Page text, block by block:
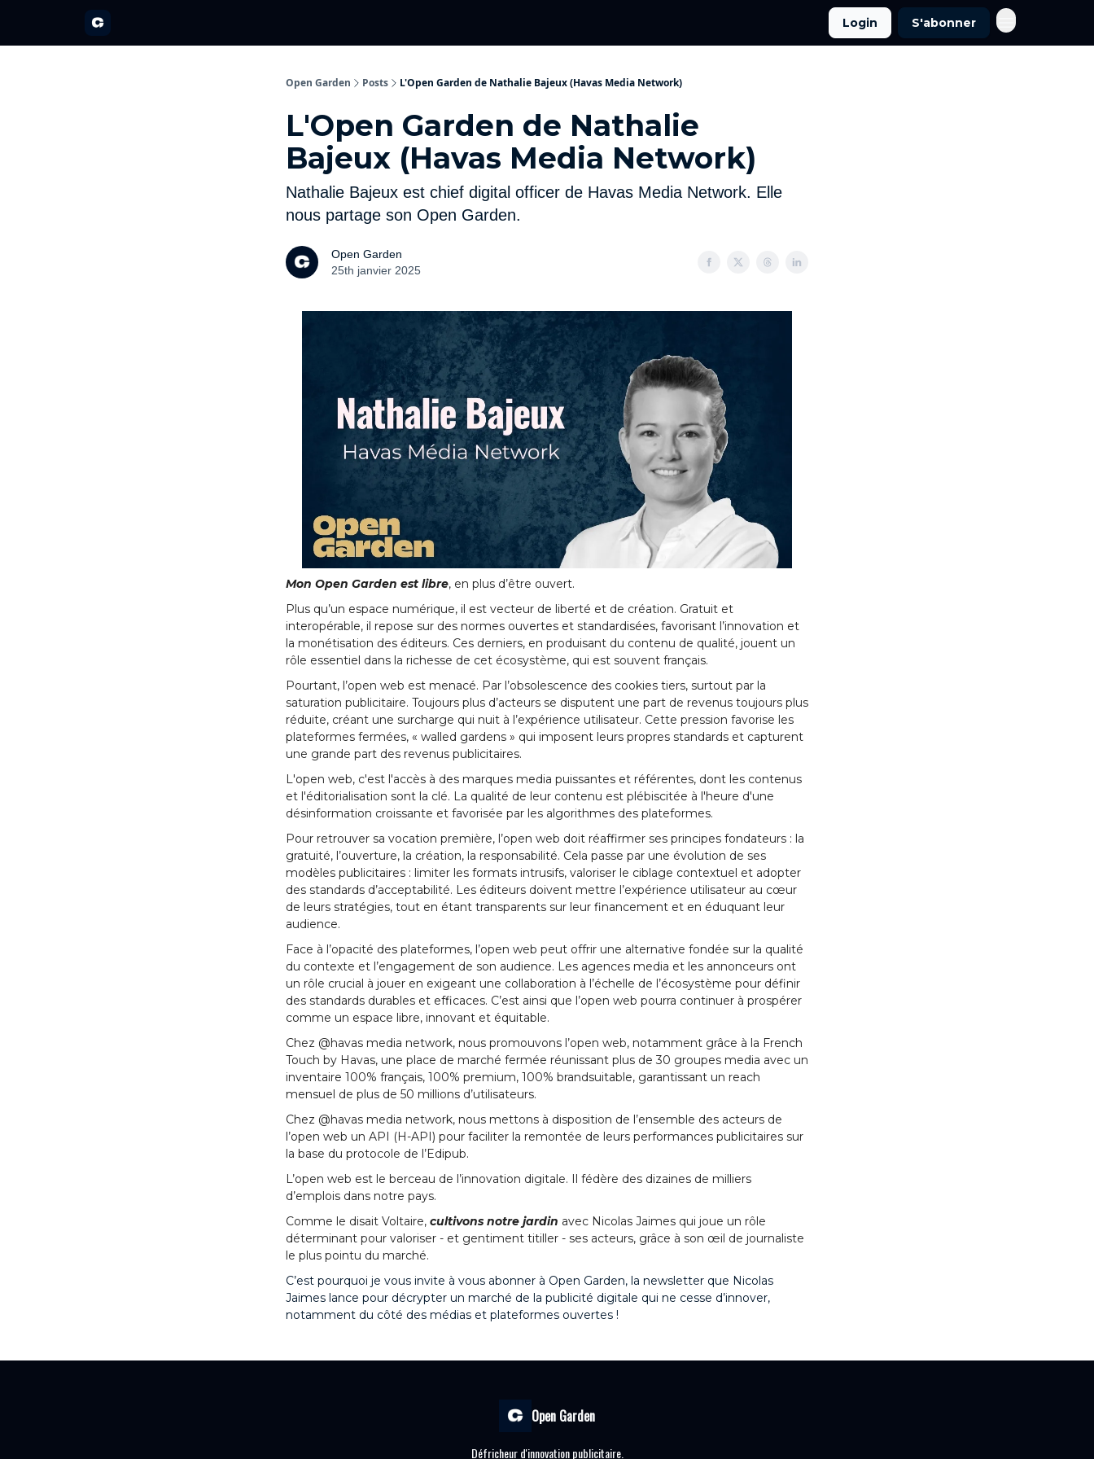
Login S'abonner
Open Garden Posts L'Open Garden de Nathalie Bajeux (Havas Media Network)
L'Open Garden de Nathalie
Bajeux (Havas Media Network)
Nathalie Bajeux est chief digital officer de Havas Media Network. Elle
nous partage son Open Garden.
Open Garden
25th janvier 2025
Mon Open Garden est libre, en plus d’être ouvert.
Plus qu’un espace numérique, il est vecteur de liberté et de création. Gratuit et
interopérable, il repose sur des normes ouvertes et standardisées, favorisant l’innovation et
la monétisation des éditeurs. Ces derniers, en produisant du contenu de qualité, jouent un
rôle essentiel dans la richesse de cet écosystème, qui est souvent français.
Pourtant, l’open web est menacé. Par l’obsolescence des cookies tiers, surtout par la
saturation publicitaire. Toujours plus d’acteurs se disputent une part de revenus toujours plus
réduite, créant une surcharge qui nuit à l’expérience utilisateur. Cette pression favorise les
plateformes fermées, « walled gardens » qui imposent leurs propres standards et capturent
une grande part des revenus publicitaires.
L'open web, c'est l'accès à des marques media puissantes et référentes, dont les contenus
et l'éditorialisation sont la clé. La qualité de leur contenu est plébiscitée à l'heure d'une
désinformation croissante et favorisée par les algorithmes des plateformes.
Pour retrouver sa vocation première, l’open web doit réaffirmer ses principes fondateurs : la
gratuité, l’ouverture, la création, la responsabilité. Cela passe par une évolution de ses
modèles publicitaires : limiter les formats intrusifs, valoriser le ciblage contextuel et adopter
des standards d’acceptabilité. Les éditeurs doivent mettre l’expérience utilisateur au cœur
de leurs stratégies, tout en étant transparents sur leur financement et en éduquant leur
audience.
Face à l’opacité des plateformes, l’open web peut offrir une alternative fondée sur la qualité
du contexte et l’engagement de son audience. Les agences media et les annonceurs ont
un rôle crucial à jouer en exigeant une collaboration à l’échelle de l’écosystème pour définir
des standards durables et efficaces. C’est ainsi que l’open web pourra continuer à prospérer
comme un espace libre, innovant et équitable.
Chez @havas media network, nous promouvons l’open web, notamment grâce à la French
Touch by Havas, une place de marché fermée réunissant plus de 30 groupes media avec un
inventaire 100% français, 100% premium, 100% brandsuitable, garantissant un reach
mensuel de plus de 50 millions d’utilisateurs.
Chez @havas media network, nous mettons à disposition de l’ensemble des acteurs de
l’open web un API (H-API) pour faciliter la remontée de leurs performances publicitaires sur
la base du protocole de l’Edipub.
L’open web est le berceau de l’innovation digitale. Il fédère des dizaines de milliers
d’emplois dans notre pays.
Comme le disait Voltaire, cultivons notre jardin avec Nicolas Jaimes qui joue un rôle
déterminant pour valoriser - et gentiment titiller - ses acteurs, grâce à son œil de journaliste
le plus pointu du marché.
C’est pourquoi je vous invite à vous abonner à Open Garden, la newsletter que Nicolas
Jaimes lance pour décrypter un marché de la publicité digitale qui ne cesse d’innover,
notamment du côté des médias et plateformes ouvertes !
Open Garden
Défricheur d'innovation publicitaire.